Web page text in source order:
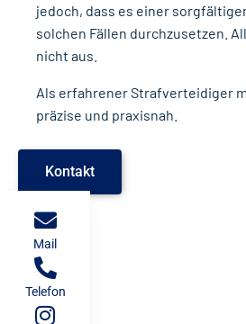
jedoch, dass es einer
solchen Fällen durchzusetzen.
nicht aus.
Als erfahrener Strafverteidiger
präzise und praxisnah.
Kontakt
Mail
Telefon